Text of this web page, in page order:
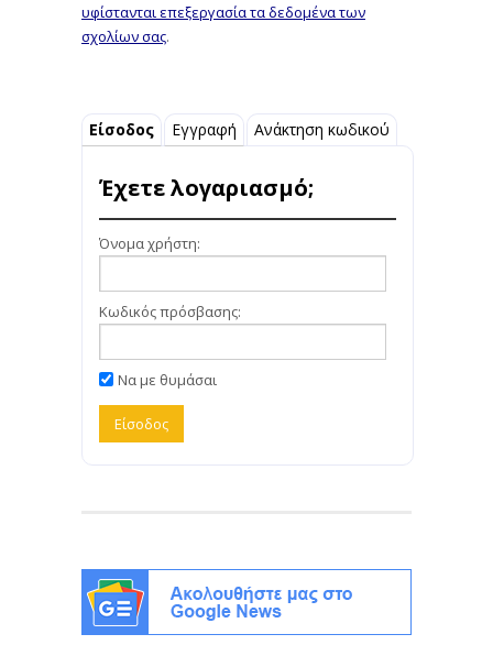
υφίστανται επεξεργασία τα δεδομένα των
σχολίων σας.
Είσοδος Εγγραφή Ανάκτηση κωδικού
Έχετε λογαριασμό;
Όνομα χρήστη:
Κωδικός πρόσβασης:
Να με θυμάσαι